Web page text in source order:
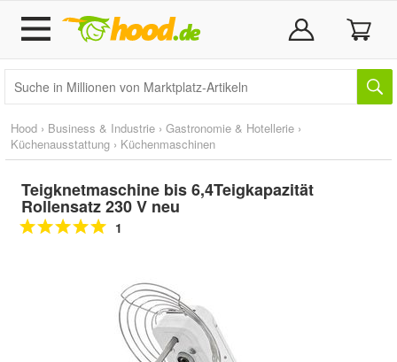
Hood › Business & Industrie › Gastronomie & Hotellerie ›
Küchenausstattung › Küchenmaschinen
Teigknetmaschine bis 6,4Teigkapazität
Rollensatz 230 V neu
1